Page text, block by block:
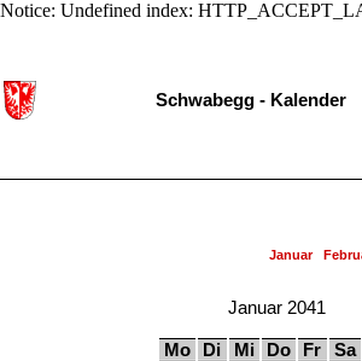
Notice: Undefined index:
Schwabegg - Kalender
Januar
Januar 2041
Mo Di Mi Do Fr Sa